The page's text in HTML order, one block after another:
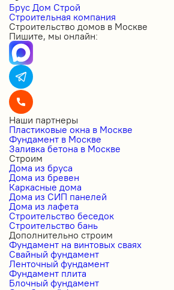
Брус Дом Строй
Строительная компания
Строительство домов в Москве
Пишите, мы онлайн:
Наши партнеры
Пластиковые окна в Москве
Фундамент в Москве
Заливка бетона в Москве
Строим
Дома из бруса
Дома из бревен
Каркасные дома
Дома из СИП панелей
Дома из лафета
Строительство беседок
Строительство бань
Дополнительно строим
Фундамент на винтовых сваях
Свайный фундамент
Ленточный фундамент
Фундамент плита
Блочный фундамент